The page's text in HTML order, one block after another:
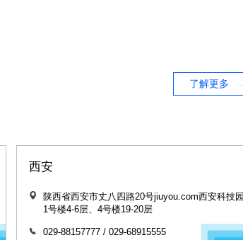
了解更多
西安
陕西省西安市丈八四路20号jiuyou.com西安科技园
1号楼4-6层、4号楼19-20层
029-88157777 / 029-68915555